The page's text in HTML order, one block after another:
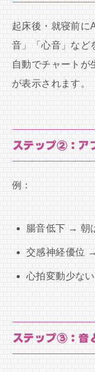
起床後・就寝前に
音」「心音」など
自動でチャートが
が表示されます。
ステップ②：ア
例：
腸音低下 → 朝
交感神経優位
心拍変動少な
ステップ③：音